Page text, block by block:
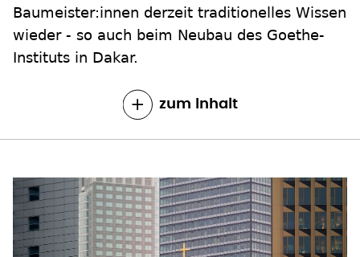
Baumeister:innen derzeit traditionelles Wissen
wieder - so auch beim Neubau des Goethe-
Instituts in Dakar.
zum Inhalt